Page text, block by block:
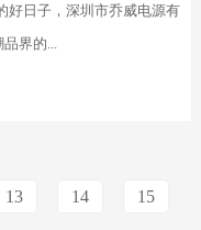
好日子，深圳市乔威电源有
界的...
13 14 15